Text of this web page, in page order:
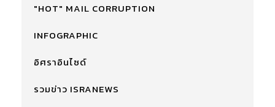
"HOT" MAIL CORRUPTION
INFOGRAPHIC
อิศราอินไซด์
รวมข่าว ISRANEWS